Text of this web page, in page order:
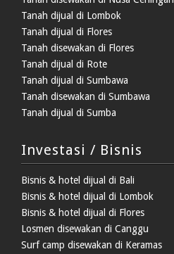
Tanah dijual di Lombok
Tanah dijual di Flores
Tanah disewakan di Flores
Tanah dijual di Rote
Tanah dijual di Sumbawa
Tanah disewakan di Sumbawa
Tanah dijual di Sumba
Investasi / Bisnis
Bisnis & hotel dijual di Bali
Bisnis & hotel dijual di Lombok
Bisnis & hotel dijual di Flores
Losmen disewakan di Canggu
Surf camp disewakan di Keramas